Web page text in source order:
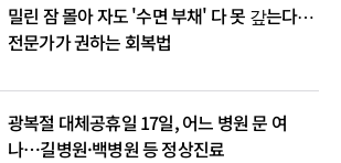
밀린 잠 몰아 자도 '수면 부채' 다 못 갚는다⋯
전문가가 권하는 회복법
광복절 대체공휴일 17일, 어느 병원 문 여
나…길병원·백병원 등 정상진료